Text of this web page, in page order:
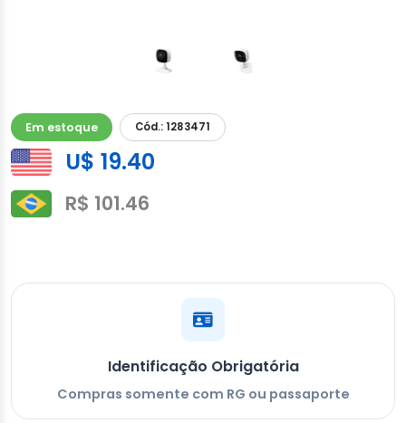
Em estoque Cód.: 1283471
U$ 19.40
R$ 101.46
Identificação Obrigatória
Compras somente com RG ou passaporte